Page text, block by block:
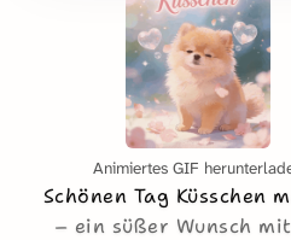
Animiertes GIF
Schönen Tag Küsschen
ein süßer Wunsch